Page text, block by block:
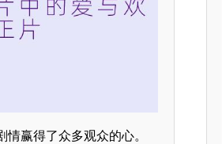
赢得了众多观众的心。